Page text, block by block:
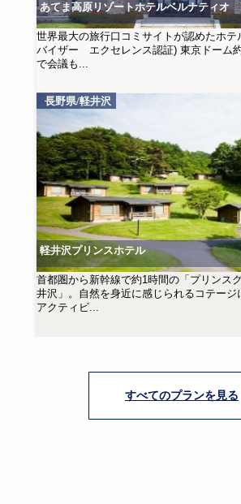
あてま高原リゾートホテルベルナティオ
世界最大の旅行口コミサイトが認めたホテ
バイザー エクセレンス認証) 東京ドーム
で会議も...
長野県/軽井沢
軽井沢プリンスホテル
首都圏から新幹線で約1時間の「プリンス
井沢」。自然を身近に感じられるコテージ
アクティビ...
すべてのプランを見る